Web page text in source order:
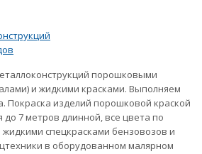
порошковыми
и жидкими красками. Выполняем
Покраска изделий порошковой краской
7 метров длинной, все цвета по
жидкими спецкрасками бензовозов и
в оборудованном малярном